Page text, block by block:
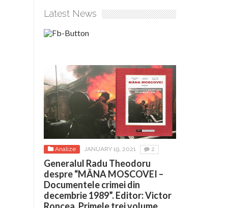
Latest News
Analize JANUARY 19, 2021 2
Generalul Radu Theodoru
despre “MÂNA MOSCOVEI –
Documentele crimei din
decembrie 1989”. Editor: Victor